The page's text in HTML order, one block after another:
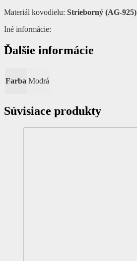
Materiál kovodielu: Strieborný (AG-925)
Iné informácie:
Ďalšie informácie
Farba Modrá
Súvisiace produkty